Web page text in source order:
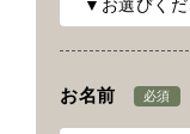
お名前 必須